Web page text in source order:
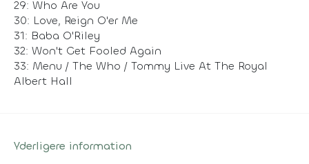
29: Who Are You
30: Love, Reign O'er Me
31: Baba O'Riley
32: Won't Get Fooled Again
33: Menu / The Who / Tommy Live At The Royal
Albert Hall
Yderligere information